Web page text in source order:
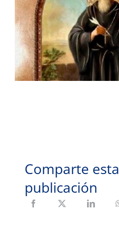
Comparte esta
publicación